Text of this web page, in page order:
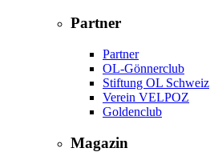
Partner
Partner
OL-Gönnerclub
Stiftung OL Schweiz
Verein VELPOZ
Goldenclub
Magazin